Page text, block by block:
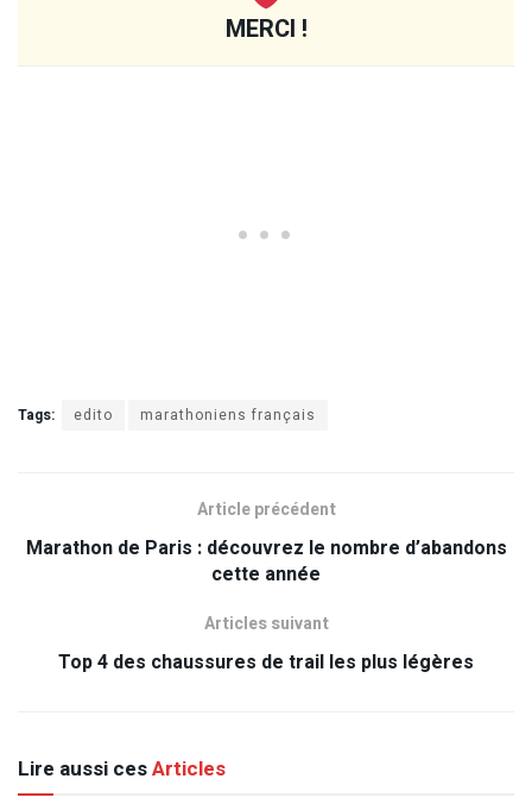
MERCI !
Tags: edito marathoniens français
Article précédent
Marathon de Paris : découvrez le nombre d’abandons
cette année
Articles suivant
Top 4 des chaussures de trail les plus légères
Lire aussi cesArticles